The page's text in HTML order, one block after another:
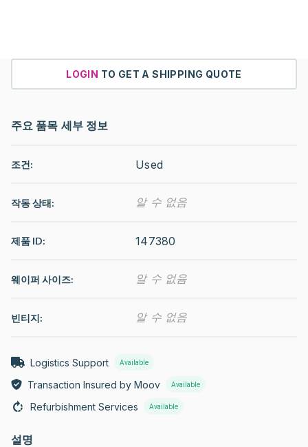
LOGIN TO GET A SHIPPING QUOTE
주요 품목 세부 정보
조건: Used
작동 상태: 알 수 없음
제품 ID: 147380
웨이퍼 사이즈: 알 수 없음
빈티지: 알 수 없음
Logistics Support Available
Transaction Insured by Moov Available
Refurbishment Services Available
설명